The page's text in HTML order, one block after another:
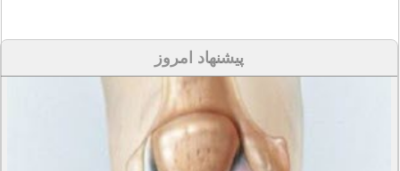
پیشنهاد امروز